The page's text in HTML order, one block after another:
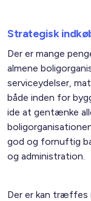
Strategisk
Der er mange
almene
serviceydelser,
både inden for
ide at gentænke
god og fornuftig
og administration.
Der er kan træffes